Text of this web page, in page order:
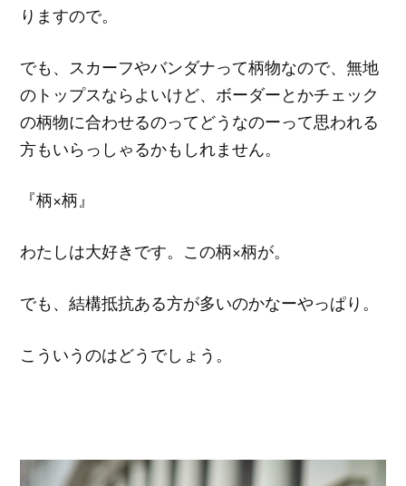
りますので。
でも、スカーフやバンダナって柄物なので、無地
のトップスならよいけど、ボーダーとかチェック
の柄物に合わせるのってどうなのーって思われる
方もいらっしゃるかもしれません。
『柄×柄』
わたしは大好きです。この柄×柄が。
でも、結構抵抗ある方が多いのかなーやっぱり。
こういうのはどうでしょう。